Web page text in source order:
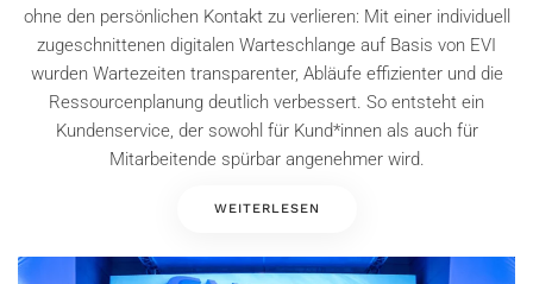
ohne den persönlichen Kontakt zu verlieren: Mit einer individuell
zugeschnittenen digitalen Warteschlange auf Basis von EVI
wurden Wartezeiten transparenter, Abläufe effizienter und die
Ressourcenplanung deutlich verbessert. So entsteht ein
Kundenservice, der sowohl für Kund*innen als auch für
Mitarbeitende spürbar angenehmer wird.
WEITERLESEN